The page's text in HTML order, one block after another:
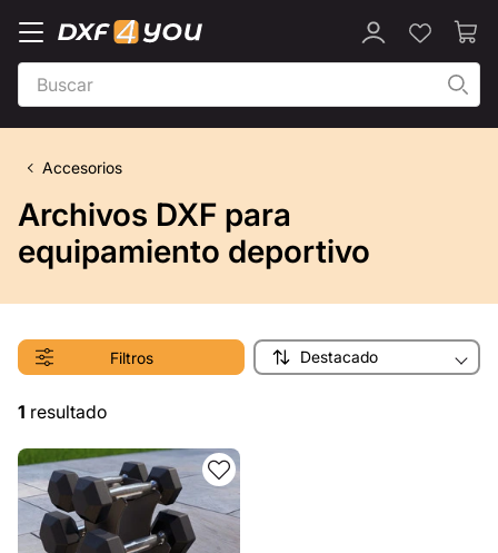
Accesorios
Archivos DXF para
equipamiento deportivo
Filtros Destacado
1 resultado